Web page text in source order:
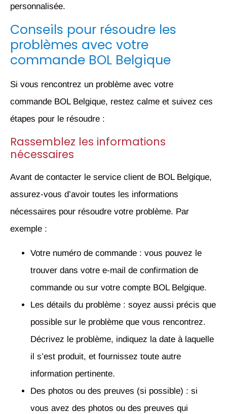
personnalisée.
Conseils pour résoudre les
problèmes avec votre
commande BOL Belgique
Si vous rencontrez un problème avec votre
commande BOL Belgique, restez calme et suivez ces
étapes pour le résoudre :
Rassemblez les informations
nécessaires
Avant de contacter le service client de BOL Belgique,
assurez-vous d’avoir toutes les informations
nécessaires pour résoudre votre problème. Par
exemple :
Votre numéro de commande : vous pouvez le
trouver dans votre e-mail de confirmation de
commande ou sur votre compte BOL Belgique.
Les détails du problème : soyez aussi précis que
possible sur le problème que vous rencontrez.
Décrivez le problème, indiquez la date à laquelle
il s’est produit, et fournissez toute autre
information pertinente.
Des photos ou des preuves (si possible) : si
vous avez des photos ou des preuves qui